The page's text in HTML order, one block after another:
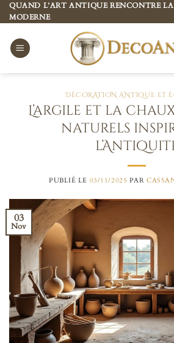
Passer
au
contenu
QUAND L’ART ANTIQUE RENCONTRE
MODERNE
DÉCORATION ANTIQUE ET
L’argile et la
naturels
PUBLIÉ LE 03/11/2025 PAR
03
Nov